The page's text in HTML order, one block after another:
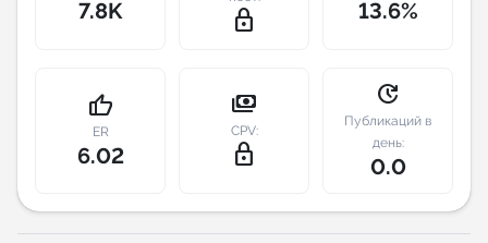
7.8K lock_outline 13.6%
thumb_up
ER
6.02
payments
CPV:
lock_outline
update
Публикаций в
день:
0.0